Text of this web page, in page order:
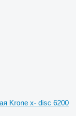
Krone x- disc 6200